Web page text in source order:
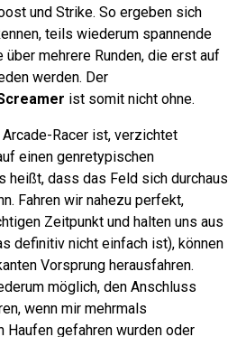
und Strike. So ergeben sich
teils wiederum spannende
mehrere Runden, die erst auf
werden. Der
ist somit nicht ohne.
Racer ist, verzichtet
einen genretypischen
heißt, dass das Feld sich durchaus
Fahren wir nahezu perfekt,
Zeitpunkt und halten uns aus
definitiv nicht einfach ist), können
Vorsprung herausfahren.
möglich, den Anschluss
wenn mir mehrmals
Haufen gefahren wurden oder